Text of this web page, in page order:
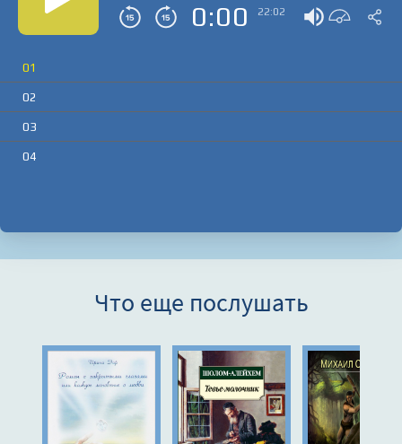
0:00 22:02
01
02
03
04
Что еще послушать